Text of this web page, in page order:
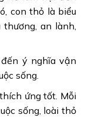
con thỏ là biểu
an lành,
ý nghĩa vận
sống.
ứng tốt. Mỗi
sống, loài thỏ